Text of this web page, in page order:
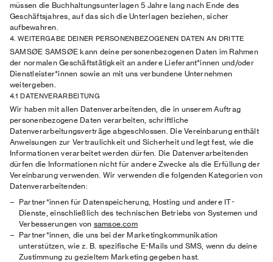
müssen die Buchhaltungsunterlagen 5 Jahre lang nach Ende des
Geschäftsjahres, auf das sich die Unterlagen beziehen, sicher
aufbewahren.
4. WEITERGABE DEINER PERSONENBEZOGENEN DATEN AN DRITTE
SAMSØE SAMSØE kann deine personenbezogenen Daten im Rahmen
der normalen Geschäftstätigkeit an andere Lieferant*innen und/oder
Dienstleister*innen sowie an mit uns verbundene Unternehmen
weitergeben.
4.1 DATENVERARBEITUNG
Wir haben mit allen Datenverarbeitenden, die in unserem Auftrag
personenbezogene Daten verarbeiten, schriftliche
Datenverarbeitungsverträge abgeschlossen. Die Vereinbarung enthält
Anweisungen zur Vertraulichkeit und Sicherheit und legt fest, wie die
Informationen verarbeitet werden dürfen. Die Datenverarbeitenden
dürfen die Informationen nicht für andere Zwecke als die Erfüllung der
Vereinbarung verwenden. Wir verwenden die folgenden Kategorien von
Datenverarbeitenden:
Partner*innen für Datenspeicherung, Hosting und andere IT-
Dienste, einschließlich des technischen Betriebs von Systemen und
Verbesserungen von samsoe.com
Partner*innen, die uns bei der Marketingkommunikation
unterstützen, wie z. B. spezifische E-Mails und SMS, wenn du deine
Zustimmung zu gezieltem Marketing gegeben hast.